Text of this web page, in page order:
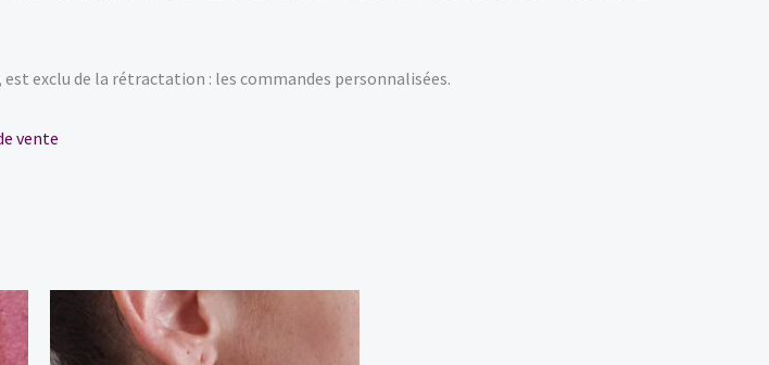
exclu de la rétractation : les commandes personnalisées.
vente